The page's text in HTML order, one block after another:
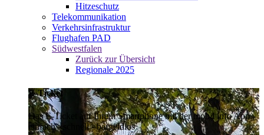
Hitzeschutz
Telekommunikation
Verkehrsinfrastruktur
Flughafen PAD
Südwestfalen
Zurück zur Übersicht
Regionale 2025
E-Ticket
Das E-Ticket auf Ihrem Smartphone mit der mobil info App -
einfach - schnell - bargeldlos